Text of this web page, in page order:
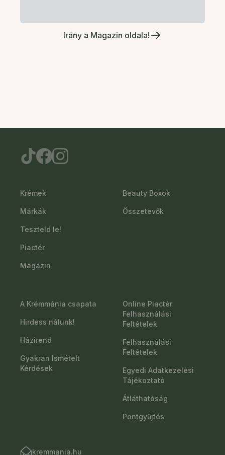
Irány a Magazin oldala!
Krémek
Márkák
Teszteld le!
Piactér
Magazin
Beauty Boxok
Összetevők
A Krémmánia csapata
Hirdess nálunk!
Házirend
Gyakran Ismételt
Kérdések
Online Piactér
Felhasználási
Feltételek
Felhasználási
Feltételek
Egyedi Adatkezelési
Tájékoztató
Átláthatóság
Pontgyűjtés
kremmania.hu